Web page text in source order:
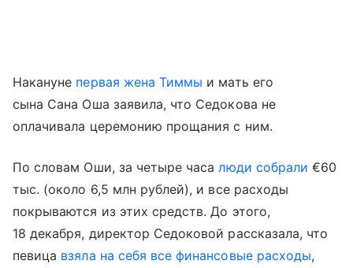
Накануне первая жена Тиммы и мать его
сына Сана Оша заявила, что Седокова не
оплачивала церемонию прощания с ним.
По словам Оши, за четыре часалюди собрали €60
тыс. (около 6,5 млн рублей), и все расходы
покрываются из этих средств. До этого,
18 декабря, директор Седоковой рассказала, что
певица взяла на себя все финансовые расходы,